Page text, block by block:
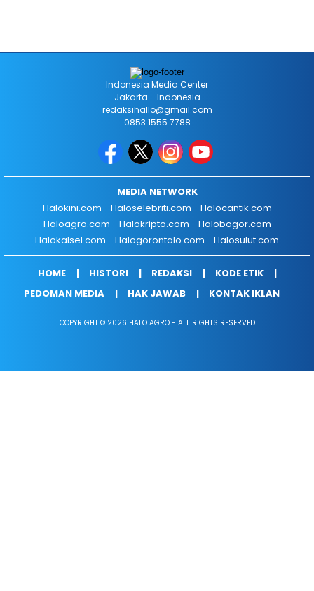
Indonesia Media Center
Jakarta - Indonesia
redaksihallo@gmail.com
0853 1555 7788
MEDIA NETWORK
Halokini.com
Haloselebriti.com
Halocantik.com
Haloagro.com
Halokripto.com
Halobogor.com
Halokalsel.com
Halogorontalo.com Halosulut.com
HOME HISTORI REDAKSI
KODE ETIK
PEDOMAN MEDIA
HAK JAWAB KONTAK IKLAN
COPYRIGHT © 2026 HALO AGRO - ALL RIGHTS RESERVED